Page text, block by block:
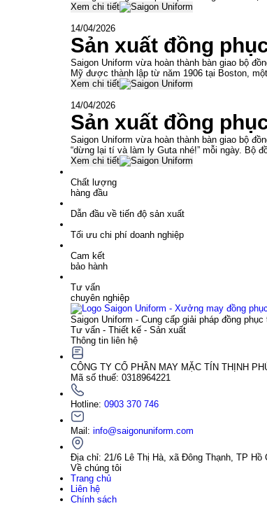
Xem chi tiết
14/04/2026
Sản xuất đồng
Saigon Uniform vừa hoàn thành bàn giao bộ
Mỹ được thành lập từ năm 1906 tại Boston,
Xem chi tiết
14/04/2026
Sản xuất đồng
Saigon Uniform vừa hoàn thành bàn giao bộ
“dừng lại tí và làm ly Guta nhé!” mỗi ngày. Bộ
Xem chi tiết
Chất lượng
hàng đầu
Dẫn đầu về tiến độ sản xuất
Tối ưu chi phí doanh nghiệp
Cam kết
bảo hành
Tư vấn
chuyên nghiệp
Saigon Uniform - Cung cấp giải pháp đồng
Tư vấn - Thiết kế - Sản xuất
Thông tin liên hệ
CÔNG TY CỔ PHẦN MAY MẶC TÍN THỊNH
Mã số thuế: 0318964221
Hotline: 0903 370 746
Mail: info@saigonuniform.com
Địa chỉ: 21/6 Lê Thị Hà, xã Đông Thạnh, TP Hồ
Về chúng tôi
Trang chủ
Liên hệ
Chính sách